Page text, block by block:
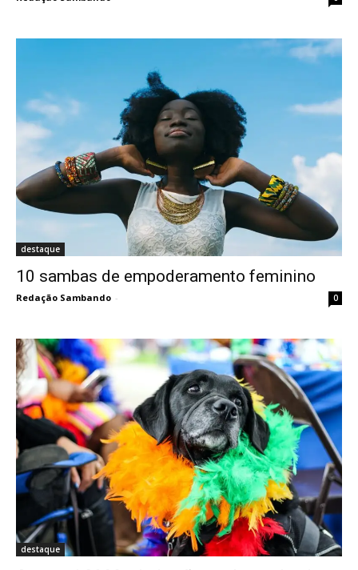
destaque
10 sambas de empoderamento feminino
Redação Sambando - 0
destaque